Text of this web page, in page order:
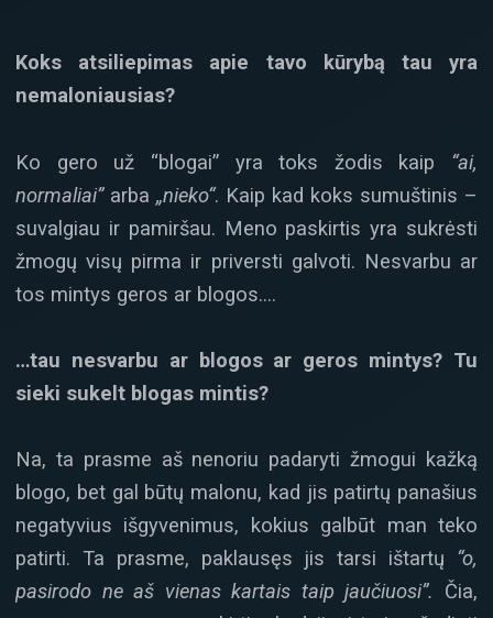
Koks atsiliepimas apie tavo kūrybą tau yra
nemaloniausias?
Ko gero už “blogai” yra toks žodis kaip “ai,
normaliai”arba „nieko“. Kaip kad koks sumuštinis –
suvalgiau ir pamiršau. Meno paskirtis yra sukrėsti
žmogų visų pirma ir priversti galvoti. Nesvarbu ar
tos mintys geros ar blogos….
…tau nesvarbu ar blogos ar geros mintys? Tu
sieki sukelt blogas mintis?
Na, ta prasme aš nenoriu padaryti žmogui kažką
blogo, bet gal būtų malonu, kad jis patirtų panašius
negatyvius išgyvenimus, kokius galbūt man teko
patirti. Ta prasme, paklausęs jis tarsi ištartų “o,
pasirodo ne aš vienas kartais taip jaučiuosi”.
Čia,